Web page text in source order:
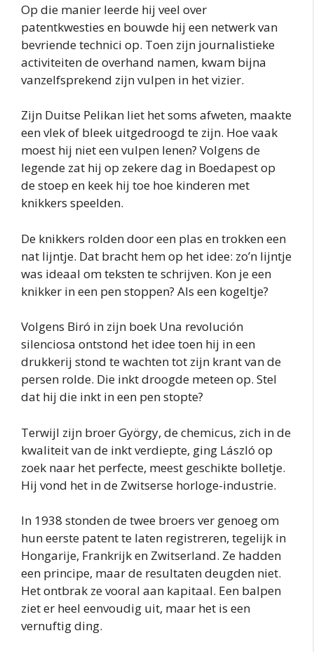
Op die manier leerde hij veel over
patentkwesties en bouwde hij een netwerk van
bevriende technici op. Toen zijn journalistieke
activiteiten de overhand namen, kwam bijna
vanzelfsprekend zijn vulpen in het vizier.
Zijn Duitse Pelikan liet het soms afweten, maakte
een vlek of bleek uitgedroogd te zijn. Hoe vaak
moest hij niet een vulpen lenen? Volgens de
legende zat hij op zekere dag in Boedapest op
de stoep en keek hij toe hoe kinderen met
knikkers speelden.
De knikkers rolden door een plas en trokken een
nat lijntje. Dat bracht hem op het idee: zo’n lijntje
was ideaal om teksten te schrijven. Kon je een
knikker in een pen stoppen? Als een kogeltje?
Volgens Biró in zijn boek Una revolución
silenciosa ontstond het idee toen hij in een
drukkerij stond te wachten tot zijn krant van de
persen rolde. Die inkt droogde meteen op. Stel
dat hij die inkt in een pen stopte?
Terwijl zijn broer György, de chemicus, zich in de
kwaliteit van de inkt verdiepte, ging László op
zoek naar het perfecte, meest geschikte bolletje.
Hij vond het in de Zwitserse horloge-industrie.
In 1938 stonden de twee broers ver genoeg om
hun eerste patent te laten registreren, tegelijk in
Hongarije, Frankrijk en Zwitserland. Ze hadden
een principe, maar de resultaten deugden niet.
Het ontbrak ze vooral aan kapitaal. Een balpen
ziet er heel eenvoudig uit, maar het is een
vernuftig ding.